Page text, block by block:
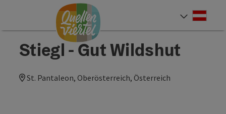
Zum InhaltAccesskey
[0]
Zur Navigation Accesskey
[1]
Zum Seitenanfang Accesskey
[2]
Stiegl - Gut Wildshut
St. Pantaleon, Oberösterreich, Österreich